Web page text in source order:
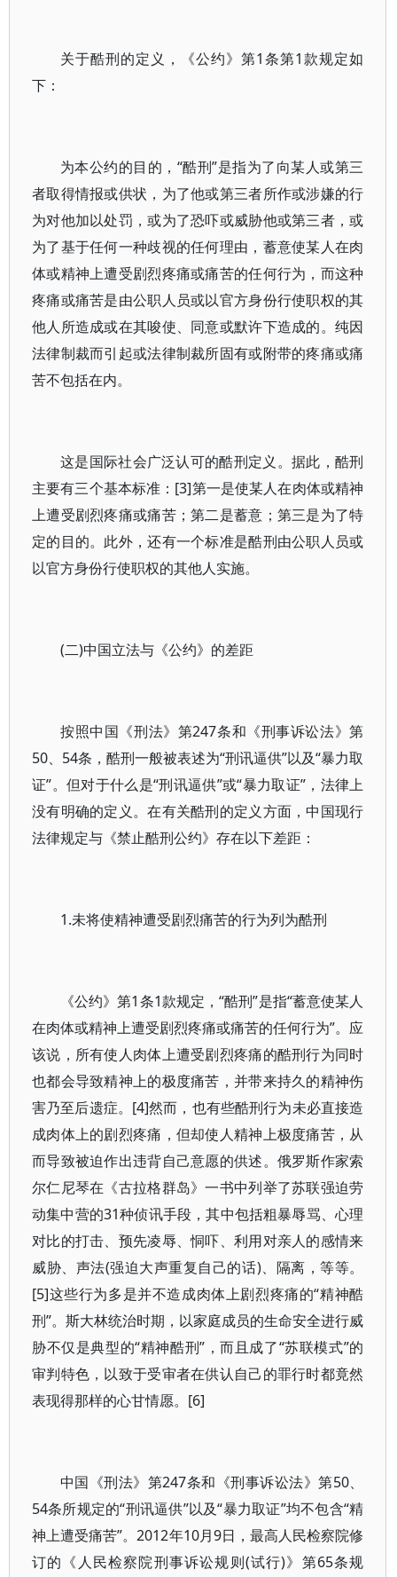
关于酷刑的定义，《公约》第1条第1款规定如
下：
为本公约的目的，“酷刑”是指为了向某人或第三
者取得情报或供状，为了他或第三者所作或涉嫌的行
为对他加以处罚，或为了恐吓或威胁他或第三者，或
为了基于任何一种歧视的任何理由，蓄意使某人在肉
体或精神上遭受剧烈疼痛或痛苦的任何行为，而这种
疼痛或痛苦是由公职人员或以官方身份行使职权的其
他人所造成或在其唆使、同意或默许下造成的。纯因
法律制裁而引起或法律制裁所固有或附带的疼痛或痛
苦不包括在内。
这是国际社会广泛认可的酷刑定义。据此，酷刑
主要有三个基本标准：[3]第一是使某人在肉体或精神
上遭受剧烈疼痛或痛苦；第二是蓄意；第三是为了特
定的目的。此外，还有一个标准是酷刑由公职人员或
以官方身份行使职权的其他人实施。
(二)中国立法与《公约》的差距
按照中国《刑法》第247条和《刑事诉讼法》第
50、54条，酷刑一般被表述为“刑讯逼供”以及“暴力取
证”。但对于什么是“刑讯逼供”或“暴力取证”，法律上
没有明确的定义。在有关酷刑的定义方面，中国现行
法律规定与《禁止酷刑公约》存在以下差距：
1.未将使精神遭受剧烈痛苦的行为列为酷刑
《公约》第1条1款规定，“酷刑”是指“蓄意使某人
在肉体或精神上遭受剧烈疼痛或痛苦的任何行为”。应
该说，所有使人肉体上遭受剧烈疼痛的酷刑行为同时
也都会导致精神上的极度痛苦，并带来持久的精神伤
害乃至后遗症。[4]然而，也有些酷刑行为未必直接造
成肉体上的剧烈疼痛，但却使人精神上极度痛苦，从
而导致被迫作出违背自己意愿的供述。俄罗斯作家索
尔仁尼琴在《古拉格群岛》一书中列举了苏联强迫劳
动集中营的31种侦讯手段，其中包括粗暴辱骂、心理
对比的打击、预先凌辱、恫吓、利用对亲人的感情来
威胁、声法(强迫大声重复自己的话)、隔离，等等。
[5]这些行为多是并不造成肉体上剧烈疼痛的“精神酷
刑”。斯大林统治时期，以家庭成员的生命安全进行威
胁不仅是典型的“精神酷刑”，而且成了“苏联模式”的
审判特色，以致于受审者在供认自己的罪行时都竟然
表现得那样的心甘情愿。[6]
中国《刑法》第247条和《刑事诉讼法》第50、
54条所规定的“刑讯逼供”以及“暴力取证”均不包含“精
神上遭受痛苦”。2012年10月9日，最高人民检察院修
订的《人民检察院刑事诉讼规则(试行)》第65条规